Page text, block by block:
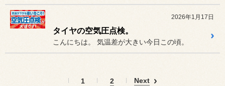
2026年1月17日
タイヤの空気圧点検。
こんにちは。 気温差が大きい今日この頃。
1 2 Next